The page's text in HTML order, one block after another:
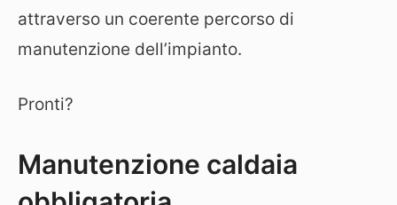
attraverso un coerente percorso di
manutenzione dell’impianto.
Pronti?
Manutenzione caldaia